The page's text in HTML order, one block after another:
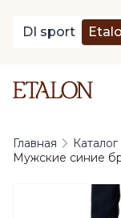
DI sport
Главная Каталог
Мужские синие